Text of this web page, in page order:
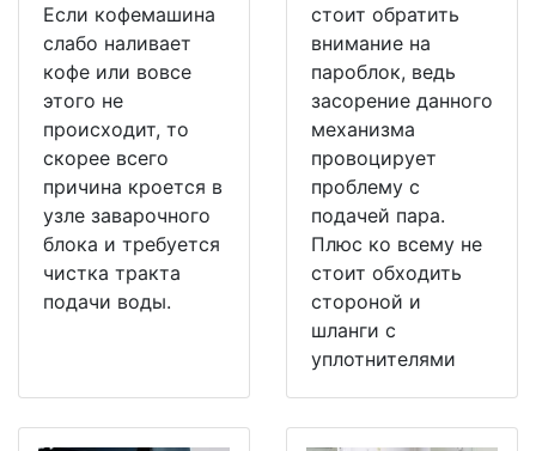
Если кофемашина
слабо наливает
кофе или вовсе
этого не
происходит, то
скорее всего
причина кроется в
узле заварочного
блока и требуется
чистка тракта
подачи воды.
стоит обратить
внимание на
пароблок, ведь
засорение данного
механизма
провоцирует
проблему с
подачей пара.
Плюс ко всему не
стоит обходить
стороной и
шланги с
уплотнителями